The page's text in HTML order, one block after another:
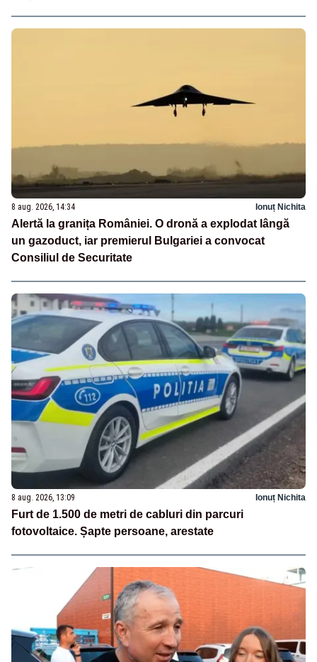
8 aug. 2026, 14:34 Ionuț Nichita
Alertă la granița României. O dronă a explodat lângă
un gazoduct, iar premierul Bulgariei a convocat
Consiliul de Securitate
8 aug. 2026, 13:09 Ionuț Nichita
Furt de 1.500 de metri de cabluri din parcuri
fotovoltaice. Șapte persoane, arestate